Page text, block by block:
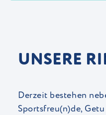
UNSERE
Derzeit bestehen
Sportsfreu(n)de,